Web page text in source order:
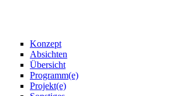
Konzept
Absichten
Übersicht
Programm(e)
Projekt(e)